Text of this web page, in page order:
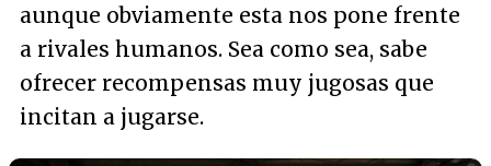
aunque obviamente esta nos pone frente
a rivales humanos. Sea como sea, sabe
ofrecer recompensas muy jugosas que
incitan a jugarse.